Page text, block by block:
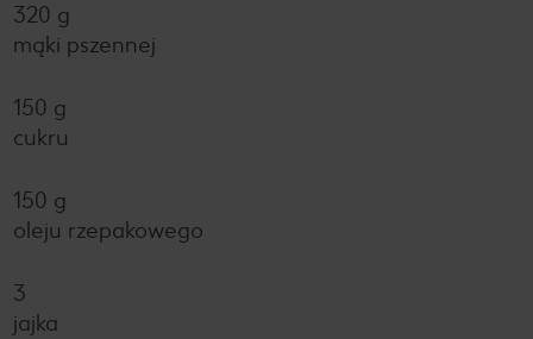
320 g
mąki pszennej
150 g
cukru
150 g
oleju rzepakowego
3
jajka